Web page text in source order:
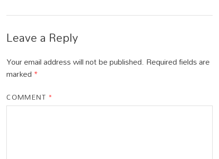
Leave a Reply
Your email address will not be published. Required fields are
marked*
COMMENT *